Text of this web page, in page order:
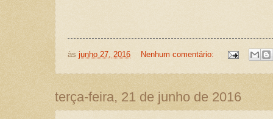
às junho 27, 2016 Nenhum comentário:
terça-feira, 21 de junho de 2016